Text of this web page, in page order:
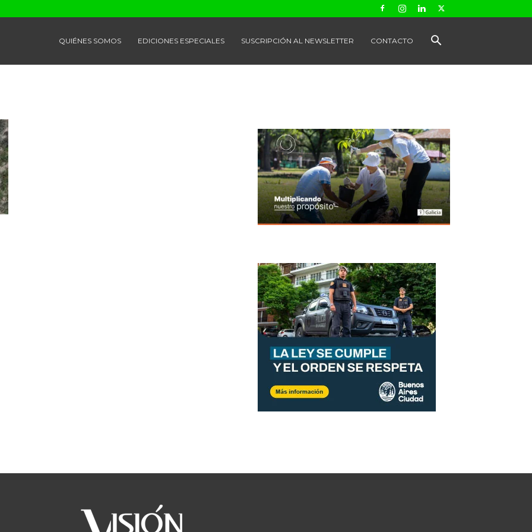
QUIÉNES SOMOS EDICIONES ESPECIALES SUSCRIPCIÓN AL NEWSLETTER CONTACTO